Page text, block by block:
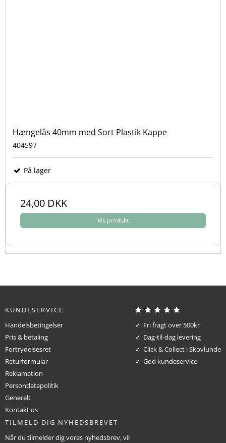
Hængelås 40mm med Sort Plastik Kappe
404597
På lager
24,00 DKK
Vis produkt
KUNDESERVICE
Handelsbetingelser
Pris & betaling
Fortrydelsesret
Returformular
Reklamation
Persondatapolitik
Generelt
Kontakt os
Fri fragt over 500kr
Dag-til-dag levering
Click & Collect i Skovlunde
God kundeservice
TILMELD DIG NYHEDSBREVET
Når du tilmelder dig vores nyhedsbrev, vil